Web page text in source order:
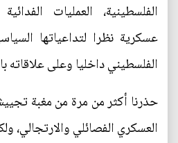
الفلسطينية، العمليات
عسكرية نظرا لتداعياتها
الفلسطيني داخليا وعلى علاقاته
حذرنا أكثر من مرة من مغبة
العسكري الفصائلي والارتجالي،